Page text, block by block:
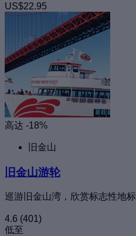
US$22.95
高达 -18%
旧金山
旧金山游轮
巡游旧金山湾，欣赏标志性地标
4.6 (401)
低至